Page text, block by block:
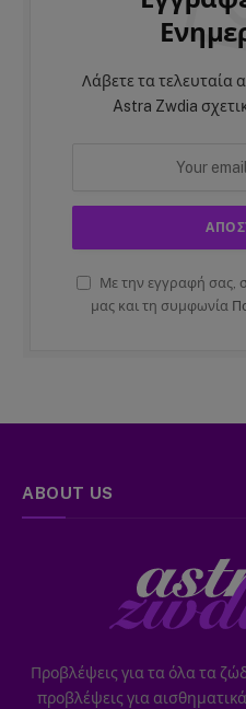
Λάβετε τα τελευταία
Astra Zwdia
Με την εγγραφή σας,
μας και τη συμφωνία
ABOUT US
Προβλέψεις για τα όλα τα
προβλέψεις για